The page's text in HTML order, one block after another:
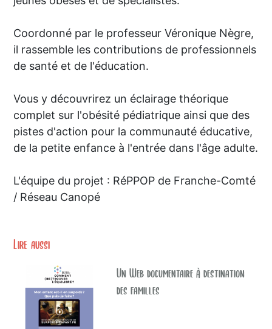
Coordonné par le professeur Véronique Nègre,
il rassemble les contributions de professionnels
de santé et de l'éducation.
Vous y découvrirez un éclairage théorique
complet sur l'obésité pédiatrique ainsi que des
pistes d'action pour la communauté éducative,
de la petite enfance à l'entrée dans l'âge adulte.
L'équipe du projet : RéPPOP de Franche-Comté
/ Réseau Canopé
Lire aussi
Un Web documentaire à destination
des familles